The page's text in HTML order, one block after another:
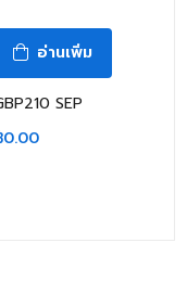
อ่านเพิ่ม
SEP
0.00